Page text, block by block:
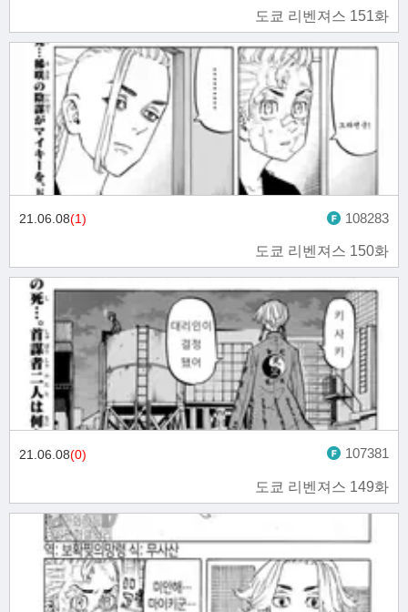
도쿄 리벤져스 151화
도쿄 리벤져스 150화
21.06.08(1) 108283
도쿄 리벤져스 149화
21.06.08(0) 107381